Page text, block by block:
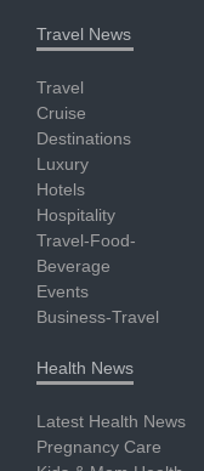
Travel News
Travel
Cruise
Destinations
Luxury
Hotels
Hospitality
Travel-Food-
Beverage
Events
Business-Travel
Health News
Latest Health News
Pregnancy Care